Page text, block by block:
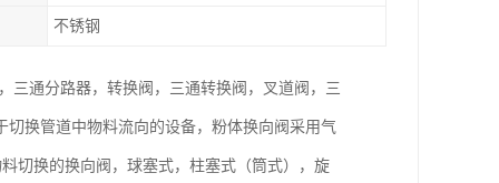
不锈钢
三通分路器，转换阀，三通转换阀，叉道阀，三
换管道中物料流向的设备，粉体换向阀采用气
切换的换向阀，球塞式，柱塞式（筒式），旋